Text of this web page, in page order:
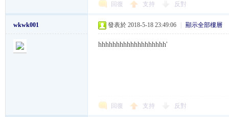
K
回復 支持 反對
wkwk001 發表於 2018-5-18 23:49:06 顯示全部樓層
hhhhhhhhhhhhhhhhhhh'
回復 支持 反對